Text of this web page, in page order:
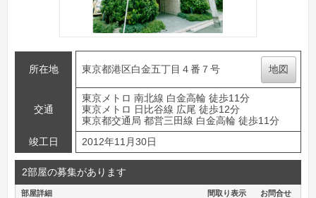
所在地 東京都港区白金五丁目４番７号 地図
交通
東京メトロ 南北線 白金高輪 徒歩11分
東京メトロ 日比谷線 広尾 徒歩12分
東京都交通局 都営三田線 白金高輪 徒歩11分
竣工日
2012年11月30日
2部屋の募集があります
部屋詳細 間取り表示 お問合せ